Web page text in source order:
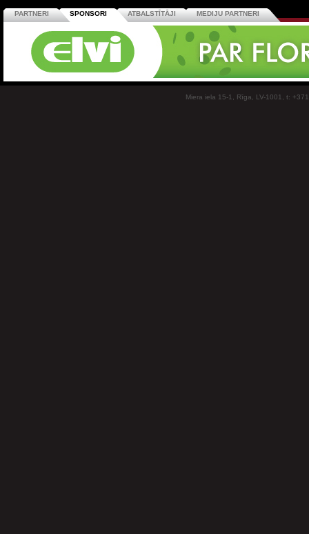
PARTNERI SPONSORI ATBALSTĪTĀJI MEDIJU PARTNERI
Miera iela 15-1, Rīga, LV-1001, t: